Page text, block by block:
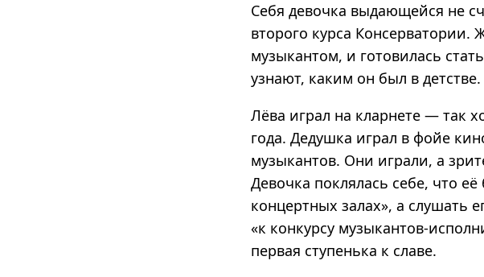
Себя девочка выдающейся не
второго курса Консерватории.
музыкантом, и готовилась
узнают, каким он был в детстве.
Лёва играл на кларнете — так
года. Дедушка играл в фойе
музыкантов. Они играли, а
Девочка поклялась себе, что
концертных залах», а слушать
«к конкурсу музыкантов-
первая ступенька к славе.